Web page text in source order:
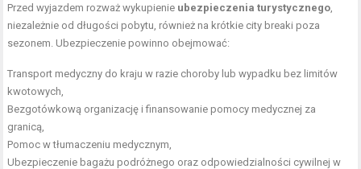
Przed wyjazdem rozważ wykupienie ubezpieczenia turystycznego
niezależnie od długości pobytu, również na krótkie city breaki poza
sezonem. Ubezpieczenie powinno obejmować:
Transport medyczny do kraju w razie choroby lub wypadku bez limitów
kwotowych,
Bezgotówkową organizację i finansowanie pomocy medycznej za
granicą,
Pomoc w tłumaczeniu medycznym,
Ubezpieczenie bagażu podróżnego oraz odpowiedzialności cywilnej w